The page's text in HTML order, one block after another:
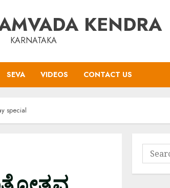
KENDRA
KARNATAKA
SEVA VIDEOS CONTACT US
special
Search
for: